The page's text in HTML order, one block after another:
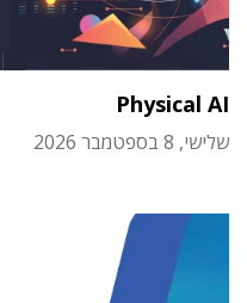
Physical AI
שלישי, 8 בספטמבר 2026